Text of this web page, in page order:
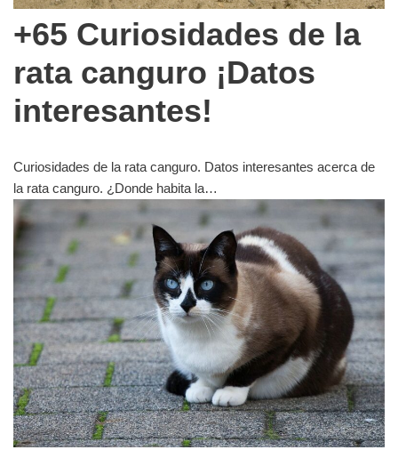
+65 Curiosidades de la
rata canguro ¡Datos
interesantes!
Curiosidades de la rata canguro. Datos interesantes acerca de
la rata canguro. ¿Donde habita la…